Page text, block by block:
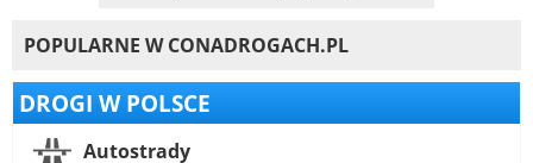
POPULARNE W CONADROGACH.PL
DROGI W POLSCE
Autostrady